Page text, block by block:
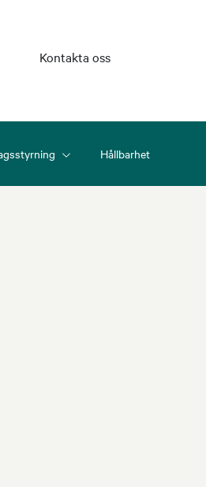
Kontakta oss
Hållbarhet